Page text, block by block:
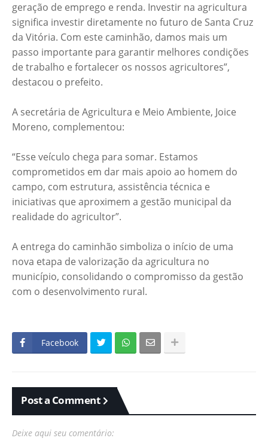
geração de emprego e renda. Investir na agricultura
significa investir diretamente no futuro de Santa Cruz
da Vitória. Com este caminhão, damos mais um
passo importante para garantir melhores condições
de trabalho e fortalecer os nossos agricultores”,
destacou o prefeito.
A secretária de Agricultura e Meio Ambiente, Joice
Moreno, complementou:
“Esse veículo chega para somar. Estamos
comprometidos em dar mais apoio ao homem do
campo, com estrutura, assistência técnica e
iniciativas que aproximem a gestão municipal da
realidade do agricultor”.
A entrega do caminhão simboliza o início de uma
nova etapa de valorização da agricultura no
município, consolidando o compromisso da gestão
com o desenvolvimento rural.
Facebook
Post a Comment
Deixe aqui seu comentário: